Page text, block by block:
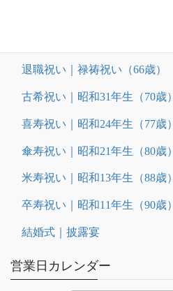
退職祝い｜禄祷祝い（66歳）
古希祝い｜昭和31年生（70歳）
喜寿祝い｜昭和24年生（77歳）
傘寿祝い｜昭和21年生（80歳）
米寿祝い｜昭和13年生（88歳）
卒寿祝い｜昭和11年生（90歳）
結婚式｜披露宴
営業日カレンダー